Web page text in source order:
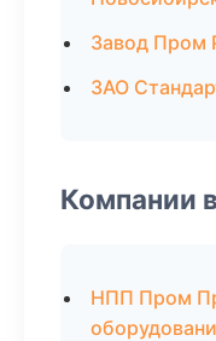
Завод Пром
ЗАО
Компании
НПП Пром